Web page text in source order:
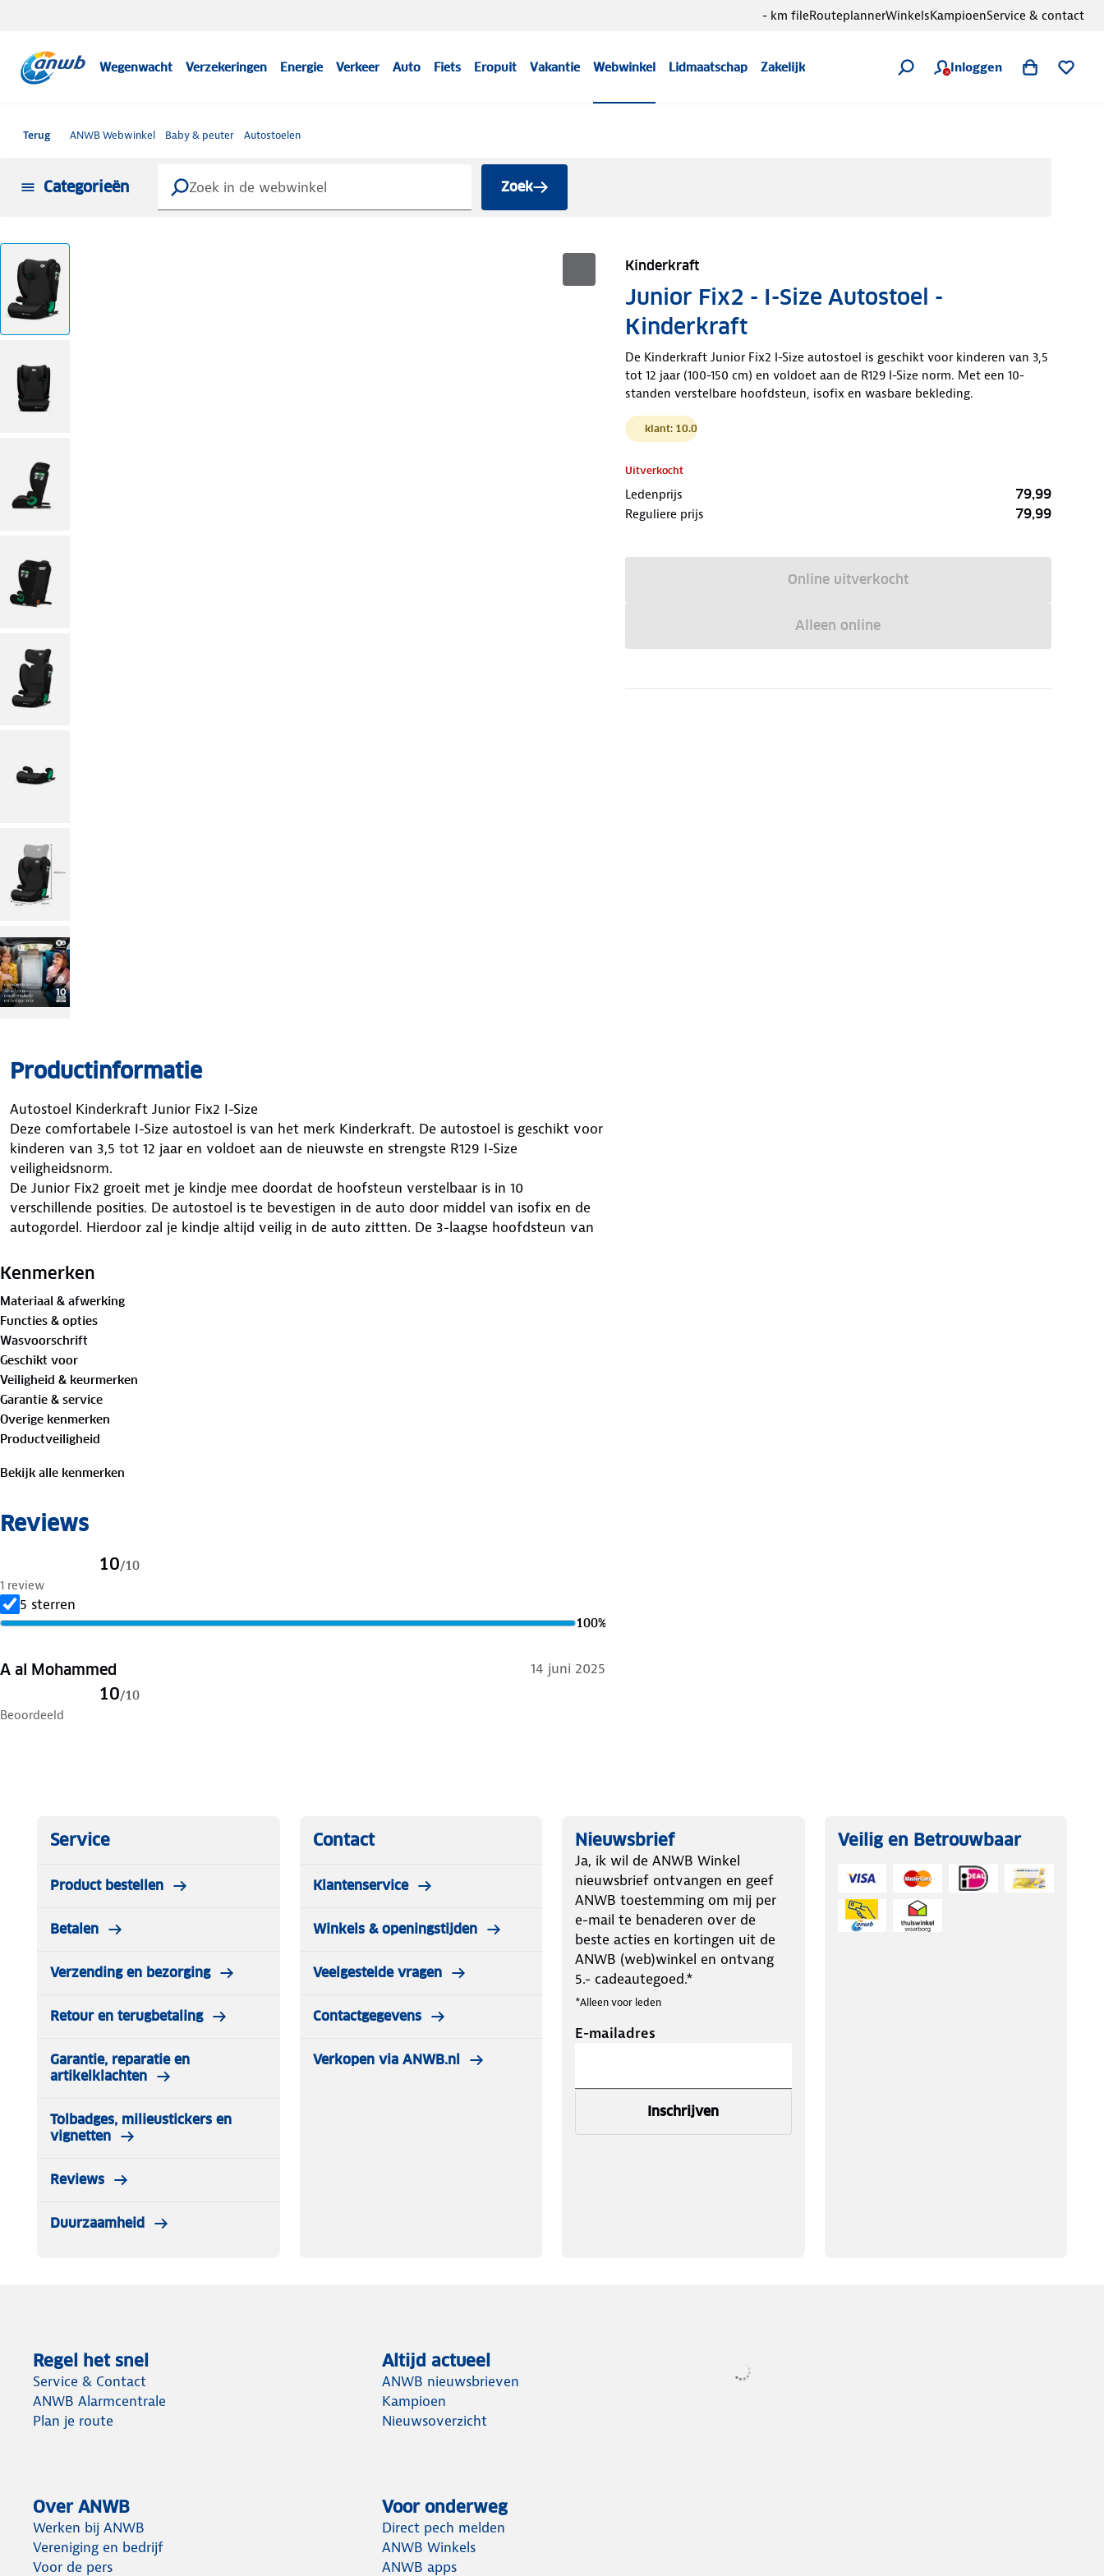
Wegenwacht Verzekeringen Energie Verkeer Auto Fiets Eropuit Vakantie Webwinkel Lidmaatschap Zakelijk Inloggen
- km fileRouteplannerWinkelsKampioenService & contact
Terug ANWB Webwinkel Baby & peuter Autostoelen
Categorieën Zoek
Kinderkraft
Junior Fix2 - I-Size Autostoel -
Kinderkraft
De Kinderkraft Junior Fix2 I-Size autostoel is geschikt voor kinderen van 3,5
tot 12 jaar (100-150 cm) en voldoet aan de R129 I-Size norm. Met een 10-
standen verstelbare hoofdsteun, isofix en wasbare bekleding.
klant: 10.0
Uitverkocht
Ledenprijs 79,99
Reguliere prijs 79,99
Online uitverkocht
Alleen online
Productinformatie
Autostoel Kinderkraft Junior Fix2 I-Size
Deze comfortabele I-Size autostoel is van het merk Kinderkraft. De autostoel is geschikt voor
kinderen van 3,5 tot 12 jaar en voldoet aan de nieuwste en strengste R129 I-Size
veiligheidsnorm.
De Junior Fix2 groeit met je kindje mee doordat de hoofsteun verstelbaar is in 10
verschillende posities. De autostoel is te bevestigen in de auto door middel van isofix en de
autogordel. Hierdoor zal je kindje altijd veilig in de auto zittten. De 3-laagse hoofdsteun van
materiaal van de hoes in combinatie met het zachte schuim waarvan de autostoel gemaakt
Wanneer je kindje uiteindelijk toch te groot wordt voor de autostoel is het mogelijk om de
rugleuning te verwijderen. Zo kan je kindje nog langere tijd de zitverhoger gebruiken.
Daarnaast is de bekleding afneem- en wasbaar.
Kenmerken
Materiaal & afwerking
Functies & opties
Wasvoorschrift
Geschikt voor
Veiligheid & keurmerken
Garantie & service
Overige kenmerken
Productveiligheid
Bekijk alle kenmerken
Reviews
10/10
1 review
5 sterren
100%
A al Mohammed 14 juni 2025
10/10
Beoordeeld
Service
Product bestellen
Betalen
Verzending en bezorging
Retour en terugbetaling
Garantie, reparatie en
artikelklachten
Tolbadges, milieustickers en
vignetten
Reviews
Duurzaamheid
Contact
Klantenservice
Winkels & openingstijden
Veelgestelde vragen
Contactgegevens
Verkopen via ANWB.nl
Nieuwsbrief
Ja, ik wil de ANWB Winkel
nieuwsbrief ontvangen en geef
ANWB toestemming om mij per
e-mail te benaderen over de
beste acties en kortingen uit de
ANWB (web)winkel en ontvang
5.- cadeautegoed.*
*Alleen voor leden
E-mailadres
Inschrijven
Veilig en Betrouwbaar
Regel het snel
Service & Contact
ANWB Alarmcentrale
Plan je route
Altijd actueel
ANWB nieuwsbrieven
Kampioen
Nieuwsoverzicht
Over ANWB
Werken bij ANWB
Vereniging en bedrijf
Voor de pers
Voor onderweg
Direct pech melden
ANWB Winkels
ANWB apps